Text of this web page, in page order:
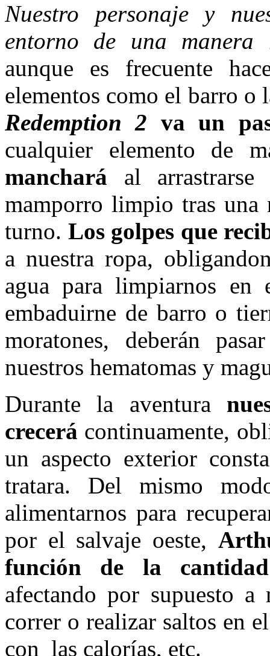
Nuestro personaje y
entorno de una manera
aunque es frecuente
elementos como el barro o
Redemption 2 va un
cualquier elemento de
manchará al
mamporro limpio tras una
turno. Los golpes que
a nuestra ropa,
agua para limpiarnos en
embaduirne de barro o
moratones, deberán
nuestros hematomas y
Durante la aventura
crecerá continuamente,
un aspecto exterior
tratara. Del mismo
alimentarnos para
por el salvaje oeste,
función de la
afectando por supuesto
correr o realizar saltos en
con las calorías, etc.